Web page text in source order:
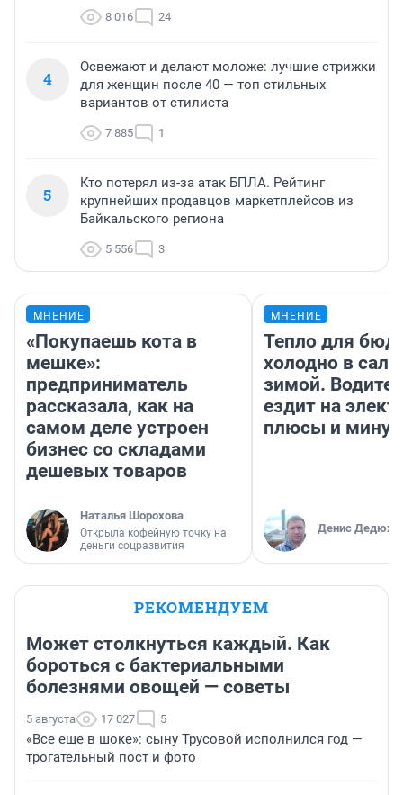
8 016 24
4
Освежают и делают моложе: лучшие стрижки
для женщин после 40 — топ стильных
вариантов от стилиста
7 885 1
5
Кто потерял из-за атак БПЛА. Рейтинг
крупнейших продавцов маркетплейсов из
Байкальского региона
5 556 3
МНЕНИЕ
«Покупаешь кота в
мешке»:
предприниматель
рассказала, как на
самом деле устроен
бизнес со складами
дешевых товаров
Наталья Шорохова
Открыла кофейную точку на
деньги соцразвития
МНЕНИЕ
Тепло для
холодно в
зимой.
ездит на
плюсы и
Денис
РЕКОМЕНДУЕМ
Может столкнуться каждый. Как
бороться с бактериальными
болезнями овощей — советы
5 августа 17 027 5
«Все еще в шоке»: сыну Трусовой исполнился год —
трогательный пост и фото